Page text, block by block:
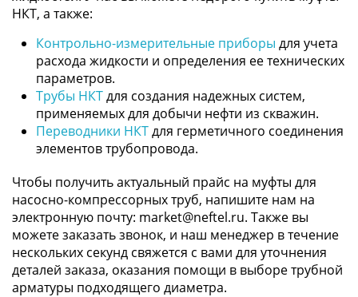
НКТ, а также:
Контрольно-измерительные приборы для учета
расхода жидкости и определения ее технических
параметров.
Трубы НКТдля создания надежных систем,
применяемых для добычи нефти из скважин.
Переводники НКТдля герметичного соединения
элементов трубопровода.
Чтобы получить актуальный прайс на муфты для
насосно-компрессорных труб, напишите нам на
электронную почту: market@neftel.ru. Также вы
можете заказать звонок, и наш менеджер в течение
нескольких секунд свяжется с вами для уточнения
деталей заказа, оказания помощи в выборе трубной
арматуры подходящего диаметра.